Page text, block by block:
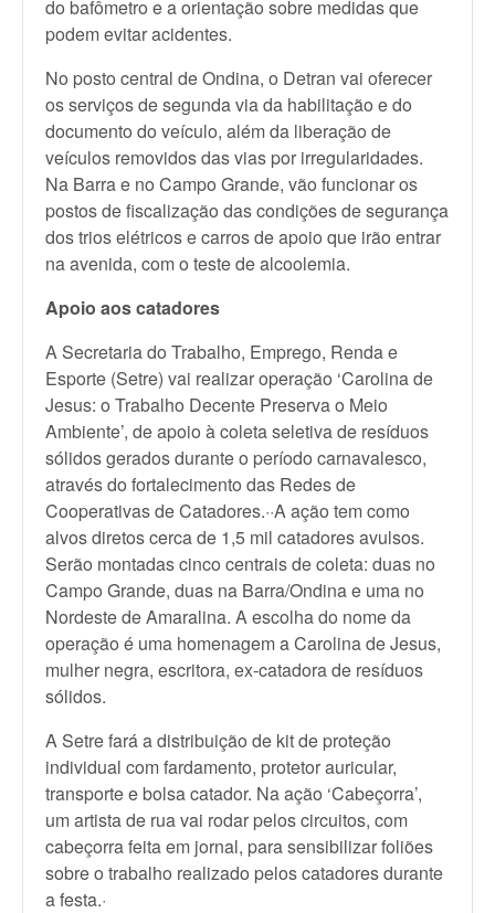
do bafômetro e a orientação sobre medidas que
podem evitar acidentes.
No posto central de Ondina, o Detran vai oferecer
os serviços de segunda via da habilitação e do
documento do veículo, além da liberação de
veículos removidos das vias por irregularidades.
Na Barra e no Campo Grande, vão funcionar os
postos de fiscalização das condições de segurança
dos trios elétricos e carros de apoio que irão entrar
na avenida, com o teste de alcoolemia.
Apoio aos catadores
A Secretaria do Trabalho, Emprego, Renda e
Esporte (Setre) vai realizar operação ‘Carolina de
Jesus: o Trabalho Decente Preserva o Meio
Ambiente’, de apoio à coleta seletiva de resíduos
sólidos gerados durante o período carnavalesco,
através do fortalecimento das Redes de
Cooperativas de Catadores.··A ação tem como
alvos diretos cerca de 1,5 mil catadores avulsos.
Serão montadas cinco centrais de coleta: duas no
Campo Grande, duas na Barra/Ondina e uma no
Nordeste de Amaralina. A escolha do nome da
operação é uma homenagem a Carolina de Jesus,
mulher negra, escritora, ex-catadora de resíduos
sólidos.
A Setre fará a distribuição de kit de proteção
individual com fardamento, protetor auricular,
transporte e bolsa catador. Na ação ‘Cabeçorra’,
um artista de rua vai rodar pelos circuitos, com
cabeçorra feita em jornal, para sensibilizar foliões
sobre o trabalho realizado pelos catadores durante
a festa.·